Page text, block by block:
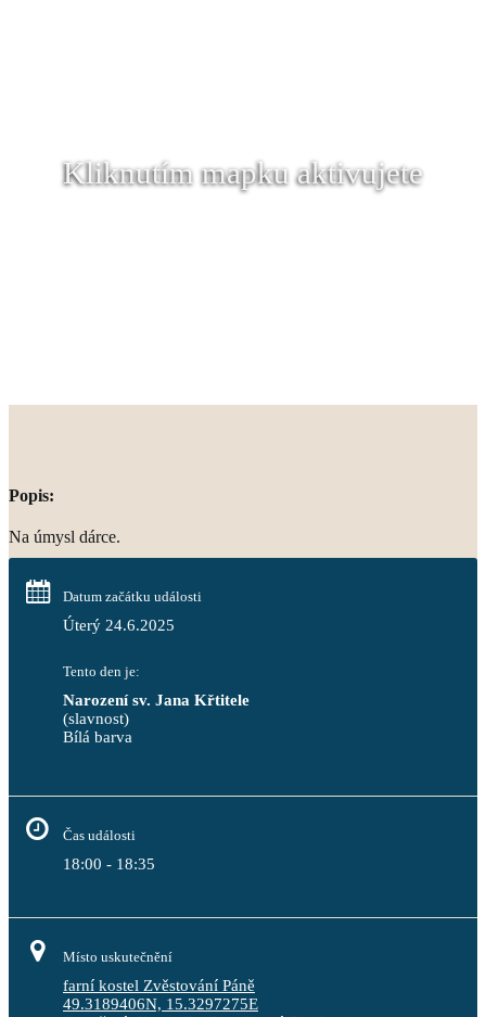
Kliknutím mapku aktivujete
Popis:
Na úmysl dárce.
Datum začátku události
Úterý 24.6.2025
Tento den je:
Narození sv. Jana Křtitele
(slavnost)
Bílá barva
Čas události
18:00 - 18:35
Místo uskutečnění
farní kostel Zvěstování Páně
49.3189406N, 15.3297275E